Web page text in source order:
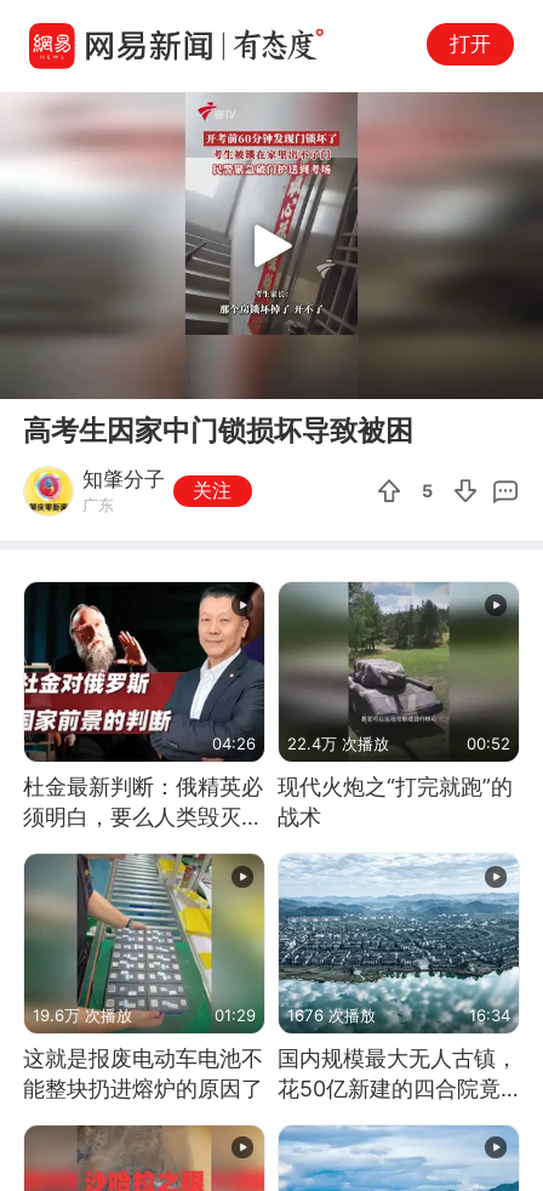
打开
Play
高考生因家中门锁损坏导致被困
知肇分子
广东
关注 5
04:26
杜金最新判断：俄精英必
须明白，要么人类毁灭，
要么俄毁灭
22.4万 次播放 00:52
现代火炮之“打完就跑”的
战术
19.6万 次播放 01:29
这就是报废电动车电池不
能整块扔进熔炉的原因了
1676 次播放 16:34
国内规模最大无人古镇，
花50亿新建的四合院竟